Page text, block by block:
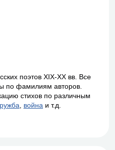
поэтов XIX-XX вв. Все
по фамилиям авторов.
стихов по различным
война и т.д.